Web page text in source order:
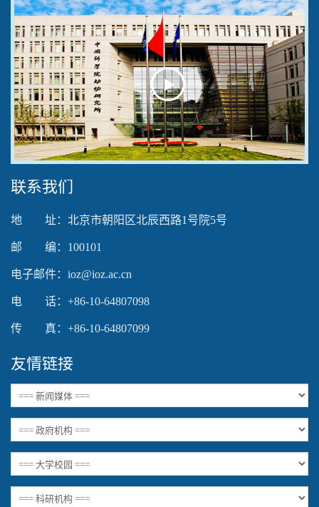
Play
Video
联系我们
地 址：北京市朝阳区北辰西路1号院5号
邮 编：100101
电子邮件：ioz@ioz.ac.cn
电 话：+86-10-64807098
传 真：+86-10-64807099
友情链接